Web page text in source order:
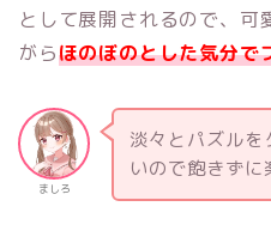
として展開されるので、可
がらほのぼのとした気分で
ましろ
淡々とパズルを
いので飽きず